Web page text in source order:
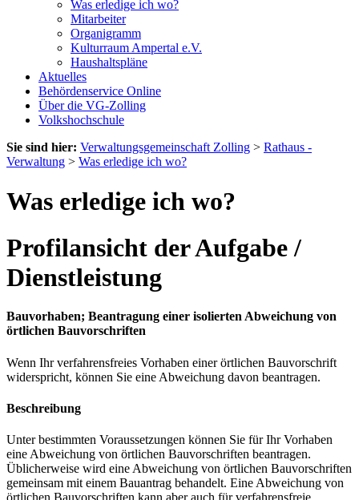
Was erledige ich wo?
Mitarbeiter
Organigramm
Kulturraum Ampertal e.V.
Haushaltspläne
Aktuelles
Behördenservice Online
Über die VG-Zolling
Volkshochschule
Sie sind hier: Verwaltungsgemeinschaft Zolling > Rathaus -
Verwaltung > Was erledige ich wo?
Was erledige ich wo?
Profilansicht der Aufgabe /
Dienstleistung
Bauvorhaben; Beantragung einer isolierten Abweichung von
örtlichen Bauvorschriften
Wenn Ihr verfahrensfreies Vorhaben einer örtlichen Bauvorschrift
widerspricht, können Sie eine Abweichung davon beantragen.
Beschreibung
Unter bestimmten Voraussetzungen können Sie für Ihr Vorhaben
eine Abweichung von örtlichen Bauvorschriften beantragen.
Üblicherweise wird eine Abweichung von örtlichen Bauvorschriften
gemeinsam mit einem Bauantrag behandelt. Eine Abweichung von